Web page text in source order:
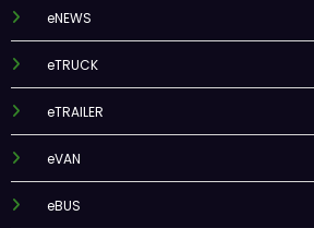
eNEWS
eTRUCK
eTRAILER
eVAN
eBUS